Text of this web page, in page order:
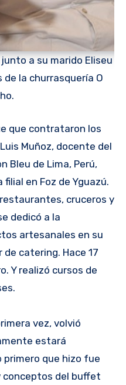
a su marido Eliseu
la churrasquería O
que contrataron los
Muñoz, docente del
Bleu de Lima, Perú,
en Foz de Yguazú.
cruceros y
dedicó a la
artesanales en su
catering. Hace 17
Y realizó cursos de
vez, volvió
estará
primero que hizo fue
conceptos del buffet